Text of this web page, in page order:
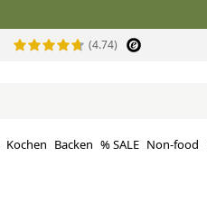
(4.74)
Kochen Backen % SALE Non-food